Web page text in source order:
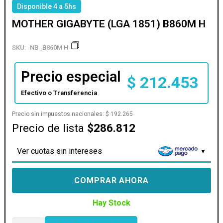
Disponible 4 a 5hs
MOTHER GIGABYTE (LGA 1851) B860M H
SKU: NB_B860M H
Precio especial
Efectivo o Transferencia
$ 212.453
Precio sin impuestos nacionales:$ 192.265
Precio de lista $286.812
Ver cuotas sin intereses
COMPRAR AHORA
Hay Stock